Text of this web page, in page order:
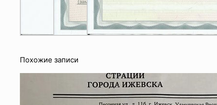
Похожие записи